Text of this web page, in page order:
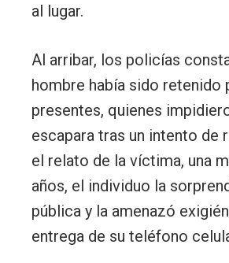
al lugar.
Al arribar, los policías
hombre había sido retenido
presentes, quienes
escapara tras un intento de
el relato de la víctima, una
años, el individuo la
pública y la amenazó
entrega de su teléfono